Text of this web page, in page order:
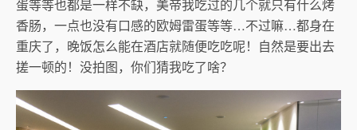
蛋等等也都是一样不缺，美帝我吃过的几个就只有什么烤
香肠，一点也没有口感的欧姆雷蛋等等…不过嘛…都身在
重庆了，晚饭怎么能在酒店就随便吃吃呢！自然是要出去
搓一顿的！没拍图，你们猜我吃了啥？